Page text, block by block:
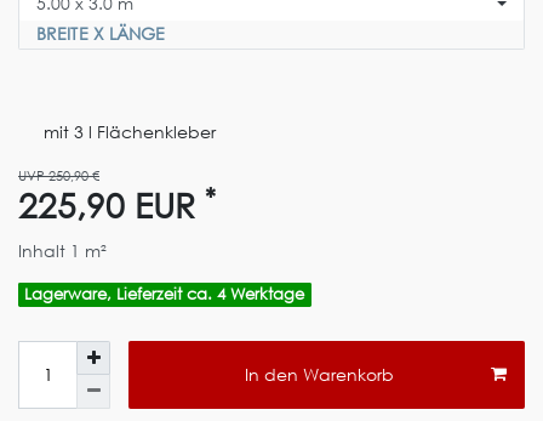
BREITE X LÄNGE
mit 3 l Flächenkleber
UVP 250,90 €
225,90 EUR *
Inhalt 1 m²
Lagerware, Lieferzeit ca. 4 Werktage
In den Warenkorb